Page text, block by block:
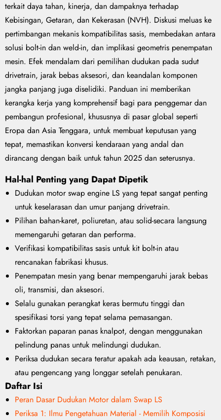
terkait daya tahan, kinerja, dan dampaknya terhadap
Kebisingan, Getaran, dan Kekerasan (NVH). Diskusi meluas ke
pertimbangan mekanis kompatibilitas sasis, membedakan antara
solusi bolt-in dan weld-in, dan implikasi geometris penempatan
mesin. Efek mendalam dari pemilihan dudukan pada sudut
drivetrain, jarak bebas aksesori, dan keandalan komponen
jangka panjang juga diselidiki. Panduan ini memberikan
kerangka kerja yang komprehensif bagi para penggemar dan
pembangun profesional, khususnya di pasar global seperti
Eropa dan Asia Tenggara, untuk membuat keputusan yang
tepat, memastikan konversi kendaraan yang andal dan
dirancang dengan baik untuk tahun 2025 dan seterusnya.
Hal-hal Penting yang Dapat Dipetik
Dudukan motor swap engine LS yang tepat sangat penting
untuk keselarasan dan umur panjang drivetrain.
Pilihan bahan-karet, poliuretan, atau solid-secara langsung
memengaruhi getaran dan performa.
Verifikasi kompatibilitas sasis untuk kit bolt-in atau
rencanakan fabrikasi khusus.
Penempatan mesin yang benar mempengaruhi jarak bebas
oli, transmisi, dan aksesori.
Selalu gunakan perangkat keras bermutu tinggi dan
spesifikasi torsi yang tepat selama pemasangan.
Faktorkan paparan panas knalpot, dengan menggunakan
pelindung panas untuk melindungi dudukan.
Periksa dudukan secara teratur apakah ada keausan, retakan,
atau pengencang yang longgar setelah penukaran.
Daftar Isi
Peran Dasar Dudukan Motor dalam Swap LS
Periksa 1: Ilmu Pengetahuan Material - Memilih Komposisi